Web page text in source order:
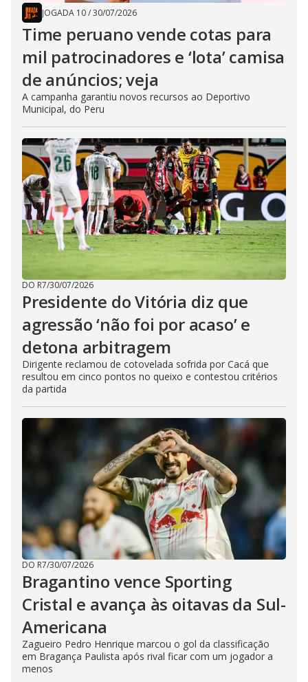
JOGADA 10/30/07/2026
Time peruano vende cotas para
mil patrocinadores e ‘lota’ camisa
de anúncios; veja
A campanha garantiu novos recursos ao Deportivo
Municipal, do Peru
DO R7/30/07/2026
Presidente do Vitória diz que
agressão ‘não foi por acaso’ e
detona arbitragem
Dirigente reclamou de cotovelada sofrida por Cacá que
resultou em cinco pontos no queixo e contestou critérios
da partida
DO R7/30/07/2026
Bragantino vence Sporting
Cristal e avança às oitavas da Sul-
Americana
Zagueiro Pedro Henrique marcou o gol da classificação
em Bragança Paulista após rival ficar com um jogador a
menos